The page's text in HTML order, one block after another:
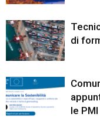
di
le PMI